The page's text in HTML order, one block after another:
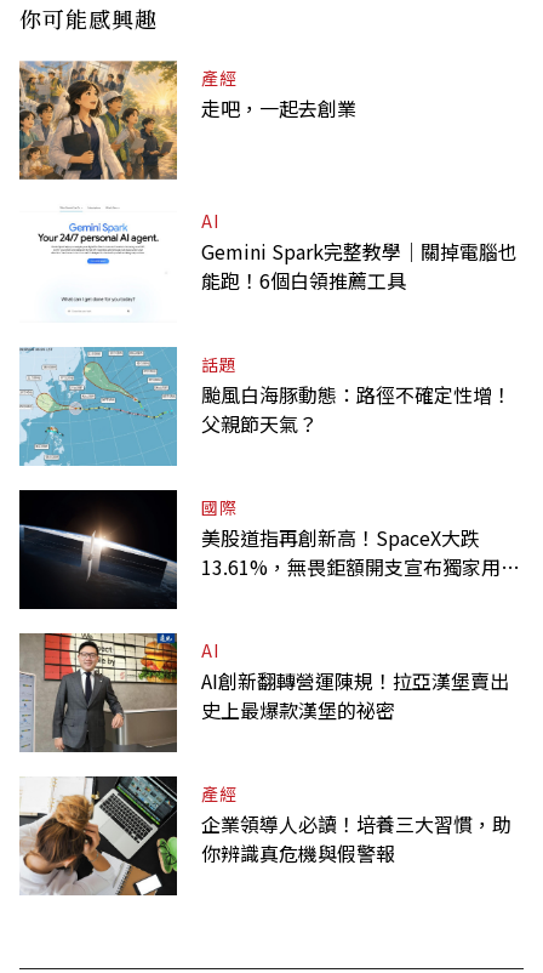
你可能感興趣
產經
走吧，一起去創業
AI
Gemini Spark完整教學｜關掉電腦也
能跑！6個白領推薦工具
話題
颱風白海豚動態：路徑不確定性增！
父親節天氣？
國際
美股道指再創新高！SpaceX大跌
13.61%，無畏鉅額開支宣布獨家用輝
AI
AI創新翻轉營運陳規！拉亞漢堡賣出
史上最爆款漢堡的祕密
產經
企業領導人必讀！培養三大習慣，助
你辨識真危機與假警報